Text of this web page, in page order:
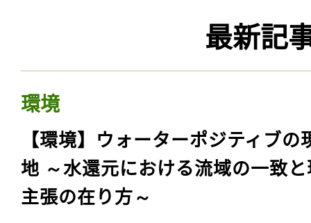
最新記
環境
【環境】ウォーターポジティブの
地 ～水還元における流域の一致
主張の在り方～